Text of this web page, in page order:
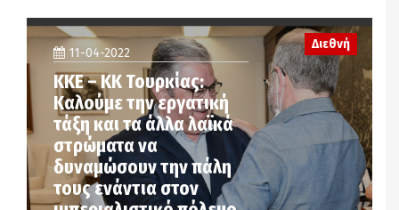
11-04-2022
ΚΚΕ – ΚΚ Τουρκίας:
Καλούμε την εργατική
τάξη και τα άλλα λαϊκά
στρώματα να
δυναμώσουν την πάλη
τους ενάντια στον
Διεθνή